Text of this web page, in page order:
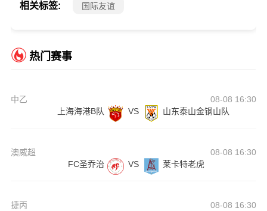
相关标签: 国际友谊
热门赛事
中乙
08-08 16:30
上海海港B队
VS 山东泰山金钢山队
澳威超
08-08 16:30
FC圣乔治
VS 莱卡特老虎
捷丙
08-08 16:30